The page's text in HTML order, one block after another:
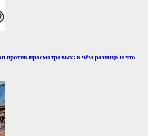
против просмотровых: в чём разница и что